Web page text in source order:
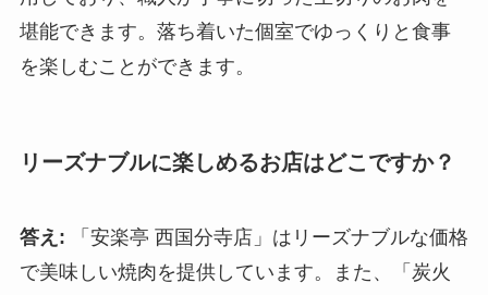
堪能できます。落ち着いた個室でゆっくりと食事
を楽しむことができます。
リーズナブルに楽しめるお店はどこですか？
答え: 「安楽亭 西国分寺店」はリーズナブルな価格
で美味しい焼肉を提供しています。また、「炭火